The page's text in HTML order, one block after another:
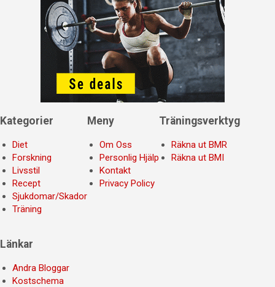
Kategorier
Diet
Forskning
Livsstil
Recept
Sjukdomar/Skador
Träning
Meny
Om Oss
Personlig Hjälp
Kontakt
Privacy Policy
Träningsverktyg
Räkna ut BMR
Räkna ut BMI
Länkar
Andra Bloggar
Kostschema